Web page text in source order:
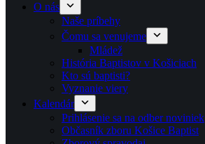
O nás
Naše príbehy
Čomu sa venujeme
Mládež
História Baptistov v Košiciach
Kto sú baptisti?
Vyznanie viery
Kalendár
Prihlásenie sa na odber noviniek
Občasník zboru Košice Baptist